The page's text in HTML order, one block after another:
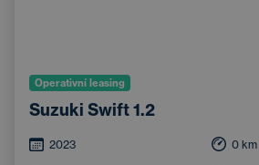
Operativní leasing
Suzuki Swift 1.2
2023 0 km